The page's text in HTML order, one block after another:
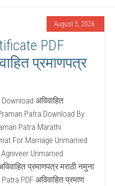
August 5, 2026
PDF
प्रमाणपत्र
अविवाहित
Patra Download By
Patra Marathi
For Marriage Unmarried
Unmarried
प्रमाणपत्र मराठी नमुना
PDF अविवाहित प्रमाण